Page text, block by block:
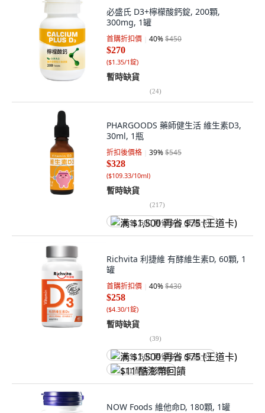
必盛氏 D3+檸檬酸鈣錠, 200顆,
300mg, 1罐
首購折扣價 40%$450
$270
($1.35/1錠)
暫時缺貨
(24)
PHARGOODS 藥師健生活 維生素D3,
30ml, 1瓶
折扣後價格 39%$545
$328
($109.33/10ml)
暫時缺貨
(217)
满 $1,500 再省 $75 (王道卡)
Richvita 利捷維 有酵維生素D, 60顆, 1
罐
首購折扣價 40%$430
$258
($4.30/1錠)
暫時缺貨
(39)
满 $1,500 再省 $75 (王道卡)
$11 酷澎幣回饋
NOW Foods 維他命D, 180顆, 1罐